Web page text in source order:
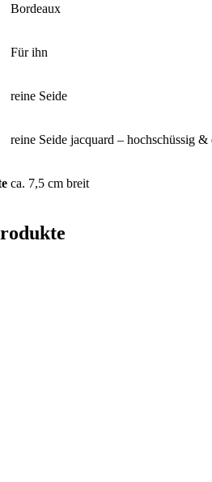
Bordeaux
Für ihn
reine Seide
reine Seide jacquard – hochschüssig
ca. 7,5 cm breit